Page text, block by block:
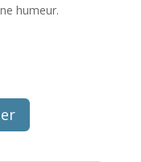
humeur.